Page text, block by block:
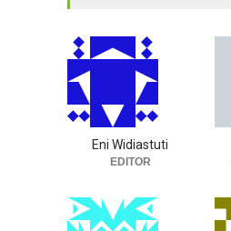
Eni Widiastuti
EDITOR